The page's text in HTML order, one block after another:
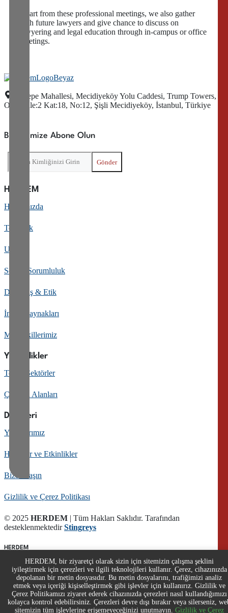
Apart from these professional meetings, we also gather
with future lawyers and give chance to discuss on
lawyering and legal education through in-campus or office
meetings.
Kuştepe Mahallesi, Mecidiyeköy Yolu Caddesi, Trump Towers,
Ofis Kule:2 Kat:18, No:12, Şişli Mecidiyeköy, İstanbul, Türkiye
Bültenimize Abone Olun
HERDEM
Hakkımızda
Topluluk
Uyum
Sosyal Sorumluluk
Davranış & Etik
İnsan Kaynakları
Müvekkillerimiz
Yetkinlikler
Temel Sektörler
Çalışma Alanları
Diğerleri
Yayınlarımız
Haberler ve Etkinlikler
Bize Ulaşın
Gizlilik ve Çerez Politikası
© 2025 HERDEM | Tüm Hakları Saklıdır. Tarafından
desteklenmektedirStingreys
HERDEM
360
HERDEM, bir ziyaretçi olarak sizin için sitemizin çalışma şeklini
iyileştirmek için çerezleri ve ilgili teknolojileri kullanır. Çerez, cihazınızda
depolanan bir metin dosyasıdır. Bu metin dosyalarını, trafiğimizi analiz
etmek veya içeriği kişiselleştirmek gibi işlevler için kullanırız. Gizlilik ve
Çerez Politikamızı ziyaret ederek cihazınızda çerezleri nasıl kullandığımızı
kolayca kontrol edebilirsiniz. Çerezleri devre dışı bırakır veya silerseniz,
sitemizin tüm işlevlerine erişemeyeceğinizi unutmayın. Gizlilik ve Çerez